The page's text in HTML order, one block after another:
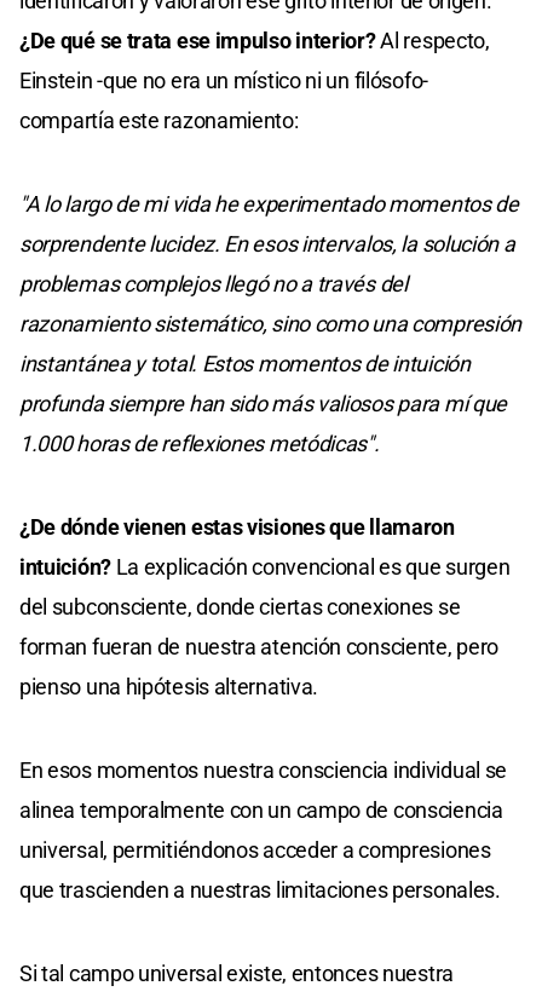
¿De qué se trata ese impulso interior?Al respecto,
Einstein -que no era un místico ni un filósofo-
compartía este razonamiento:
"A lo largo de mi vida he experimentado momentos de
sorprendente lucidez. En esos intervalos, la solución a
problemas complejos llegó no a través del
razonamiento sistemático, sino como una compresión
instantánea y total. Estos momentos de intuición
profunda siempre han sido más valiosos para mí que
1.000 horas de reflexiones metódicas".
¿De dónde vienen estas visiones que llamaron
intuición? La explicación convencional es que surgen
del subconsciente, donde ciertas conexiones se
forman fueran de nuestra atención consciente, pero
pienso una hipótesis alternativa.
En esos momentos nuestra consciencia individual se
alinea temporalmente con un campo de consciencia
universal, permitiéndonos acceder a compresiones
que trascienden a nuestras limitaciones personales.
Si tal campo universal existe, entonces nuestra